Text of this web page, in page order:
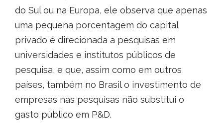
do Sul ou na Europa, ele observa que apenas
uma pequena porcentagem do capital
privado é direcionada a pesquisas em
universidades e institutos públicos de
pesquisa, e que, assim como em outros
países, também no Brasil o investimento de
empresas nas pesquisas não substitui o
gasto público em P&D.